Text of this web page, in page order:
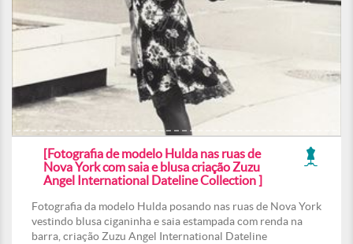
[Fotografia de modelo Hulda nas ruas de
Nova York com saia e blusa criação Zuzu
Angel International Dateline Collection ]
Fotografia da modelo Hulda posando nas ruas de Nova York
vestindo blusa ciganinha e saia estampada com renda na
barra, criação Zuzu Angel International Dateline